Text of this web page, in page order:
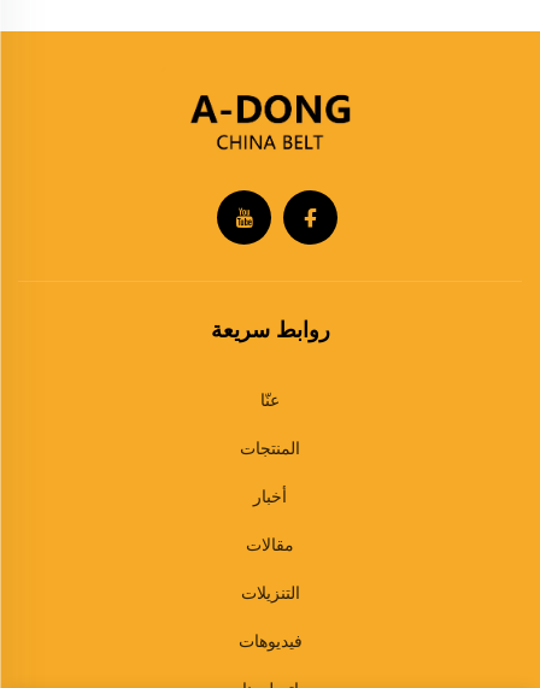
روابط سريعة
عنّا
المنتجات
أخبار
مقالات
التنزيلات
فيديوهات